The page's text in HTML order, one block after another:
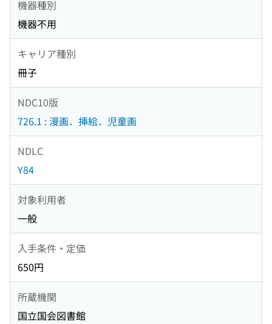
機器種別
機器不用
キャリア種別
冊子
NDC10版
726.1 : 漫画．挿絵．児童画
NDLC
Y84
対象利用者
一般
入手条件・定価
650円
所蔵機関
国立国会図書館